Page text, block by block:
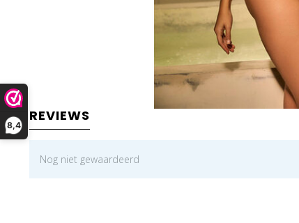
8,4
REVIEWS
Nog niet gewaardeerd